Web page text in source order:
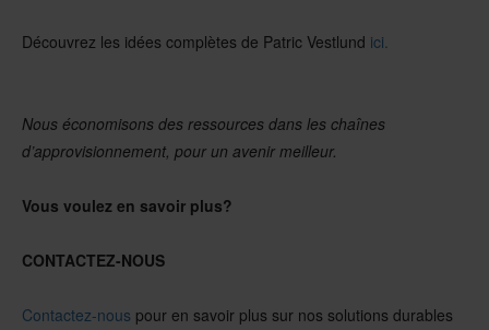
Découvrez les idées complètes de Patric Vestlund ici.
Nous économisons des ressources dans les chaînes
d’approvisionnement, pour un avenir meilleur.
Vous voulez en savoir plus?
CONTACTEZ-NOUS
Contactez-nous pour en savoir plus sur nos solutions durables